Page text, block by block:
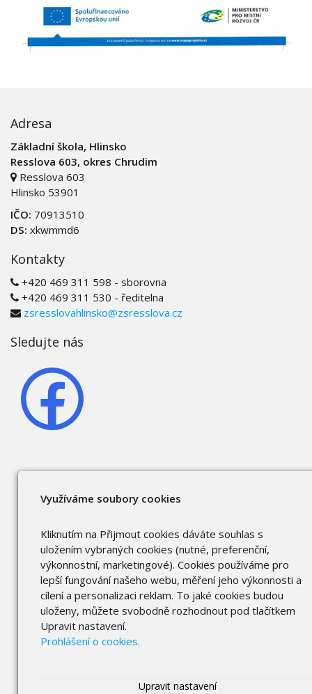
Adresa
Základní škola, Hlinsko
Resslova 603, okres Chrudim
Resslova 603
Hlinsko 53901
IČO: 70913510
DS: xkwmmd6
Kontakty
+420 469 311 598 - sborovna
+420 469 311 530 - ředitelna
zsresslovahlinsko@zsresslova.cz
Sledujte nás
Využíváme soubory cookies
Kliknutím na Přijmout cookies dáváte souhlas s
uložením vybraných cookies (nutné, preferenční,
výkonnostní, marketingové). Cookies používáme pro
lepší fungování našeho webu, měření jeho výkonnosti a
cílení a personalizaci reklam. To jaké cookies budou
uloženy, můžete svobodně rozhodnout pod tlačítkem
Upravit nastavení.
Prohlášení o cookies.
Upravit nastavení